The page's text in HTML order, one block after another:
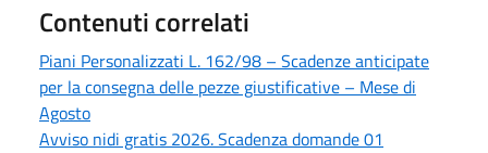
Contenuti correlati
Piani Personalizzati L. 162/98 – Scadenze anticipate
per la consegna delle pezze giustificative – Mese di
Agosto
Avviso nidi gratis 2026. Scadenza domande 01